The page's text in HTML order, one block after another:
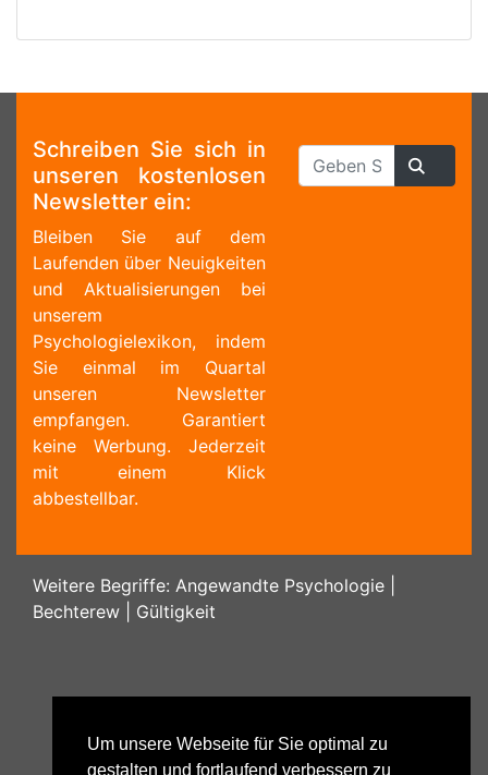
Um unsere Webseite für Sie optimal zu
gestalten und fortlaufend verbessern zu
Schreiben Sie sich in
unseren kostenlosen
Newsletter ein:
Bleiben Sie auf dem
Laufenden über Neuigkeiten
und Aktualisierungen bei
unserem
Psychologielexikon, indem
Sie einmal im Quartal
unseren Newsletter
empfangen. Garantiert
keine Werbung. Jederzeit
mit einem Klick
abbestellbar.
Weitere Begriffe: Angewandte Psychologie
Bechterew
Gültigkeit